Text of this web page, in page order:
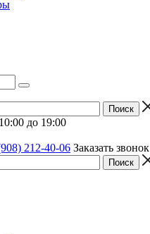
до 19:00
212-40-06 Заказать звонок